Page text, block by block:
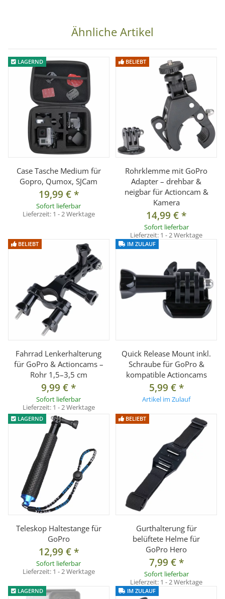
GoPro, DJI, Insta360, SJCAM, EKEN, AKASO
Farbe:Signalgelb
Lieferumfang
1× Schwimmgriff / Auftriebshilfe
1× Handschlaufe
1× Schraube mit Mutter
*Actioncam dient nur zur Illustration und ist nicht im
Lieferumfang enthalten.
Ähnliche Artikel
LAGERND
Case Tasche Medium für
Gopro, Qumox, SJCam
19,99 €*
Sofort lieferbar
Lieferzeit: 1 - 2 Werktage
BELIEBT
Rohrklemme mit GoPro
Adapter – drehbar &
neigbar für Actioncam &
Kamera
14,99 €*
Sofort lieferbar
Lieferzeit: 1 - 2 Werktage
BELIEBT
Fahrrad Lenkerhalterung
für GoPro & Actioncams –
Rohr 1,5–3,5 cm
9,99 €*
Sofort lieferbar
Lieferzeit: 1 - 2 Werktage
IM ZULAUF
Quick Release Mount inkl.
Schraube für GoPro &
kompatible Actioncams
5,99 €*
Artikel im Zulauf
LAGERND
Teleskop Haltestange für
GoPro
12,99 €*
Sofort lieferbar
Lieferzeit: 1 - 2 Werktage
BELIEBT
Gurthalterung für
belüftete Helme für
GoPro Hero
7,99 €*
Sofort lieferbar
Lieferzeit: 1 - 2 Werktage
LAGERND IM ZULAUF